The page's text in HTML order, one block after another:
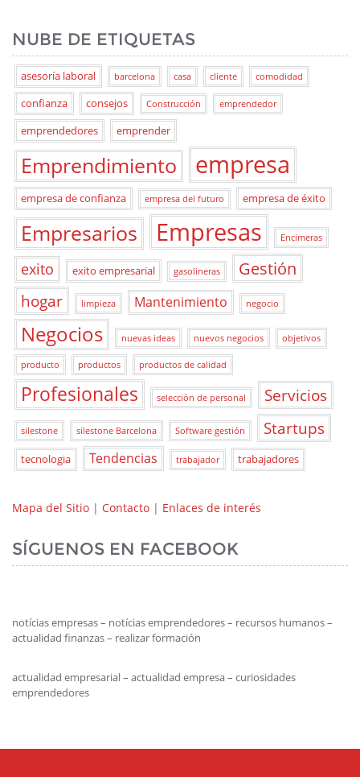
NUBE DE ETIQUETAS
asesoría laboral barcelona casa cliente comodidad
confianza consejos Construcción emprendedor
emprendedores emprender
Emprendimiento empresa
empresa de confianza empresa del futuro empresa de éxito
Empresarios Empresas Encimeras
exito exito empresarial gasolineras Gestión
hogar limpieza Mantenimiento negocio
Negocios nuevas ideas nuevos negocios objetivos
producto productos productos de calidad
Profesionales selección de personal Servicios
silestone silestone Barcelona Software gestión Startups
tecnologia Tendencias trabajador trabajadores
Mapa del Sitio | Contacto | Enlaces de interés
SÍGUENOS EN FACEBOOK
notícias empresas – notícias emprendedores – recursos humanos –
actualidad finanzas – realizar formación
actualidad empresarial – actualidad empresa – curiosidades
emprendedores